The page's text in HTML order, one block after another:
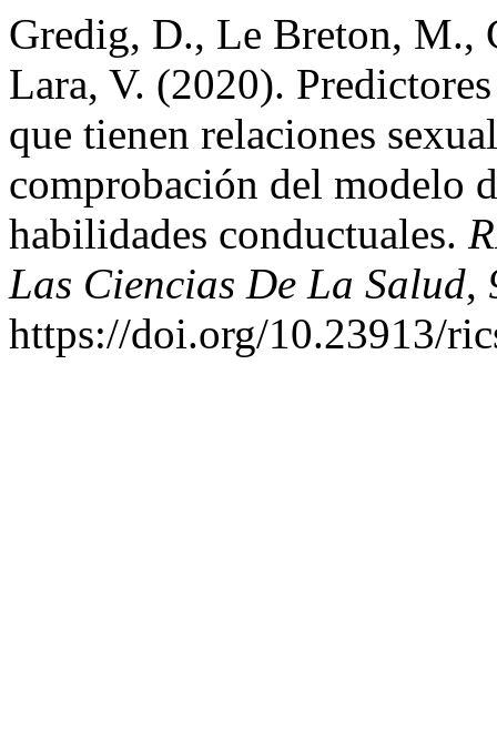
Gredig, D., Le Breton, M.,
Lara, V. (2020).
que tienen relaciones
comprobación del modelo
habilidades conductuales.
Las Ciencias De La Salud,
https://doi.org/10.23913/